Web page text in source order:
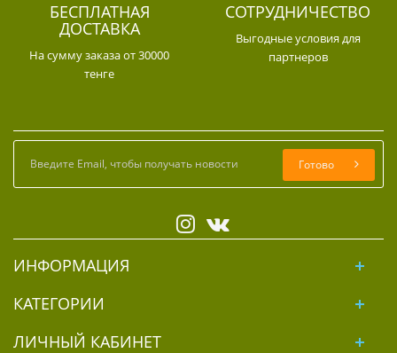
БЕСПЛАТНАЯ
ДОСТАВКА
На сумму заказа от 30000
тенге
СОТРУДНИЧЕСТВО
Выгодные условия для
партнеров
Готово
ИНФОРМАЦИЯ
КАТЕГОРИИ
ЛИЧНЫЙ КАБИНЕТ